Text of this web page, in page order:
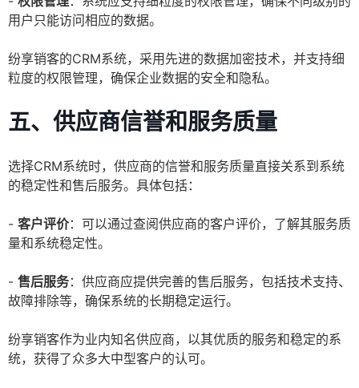
用户只能访问相应的数据。
纷享销客的CRM系统，采用先进的数据加密技术，并支持细
粒度的权限管理，确保企业数据的安全和隐私。
五、供应商信誉和服务质量
选择CRM系统时，供应商的信誉和服务质量直接关系到系统
的稳定性和售后服务。具体包括：
- 客户评价：可以通过查阅供应商的客户评价，了解其服务质
量和系统稳定性。
- 售后服务：供应商应提供完善的售后服务，包括技术支持、
故障排除等，确保系统的长期稳定运行。
纷享销客作为业内知名供应商，以其优质的服务和稳定的系
统，获得了众多大中型客户的认可。